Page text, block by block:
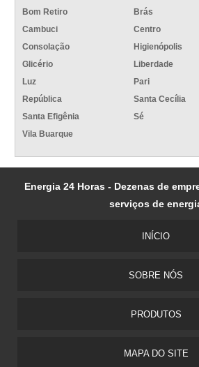
Bom Retiro
Brás
Cambuci
Centro
Consolação
Higienópolis
Glicério
Liberdade
Luz
Pari
República
Santa Cecília
Santa Efigênia
Sé
Vila Buarque
Energia 24 Horas - Dezenas de
serviços de
INÍCIO
SOBRE NÓS
PRODUTOS
MAPA DO SITE